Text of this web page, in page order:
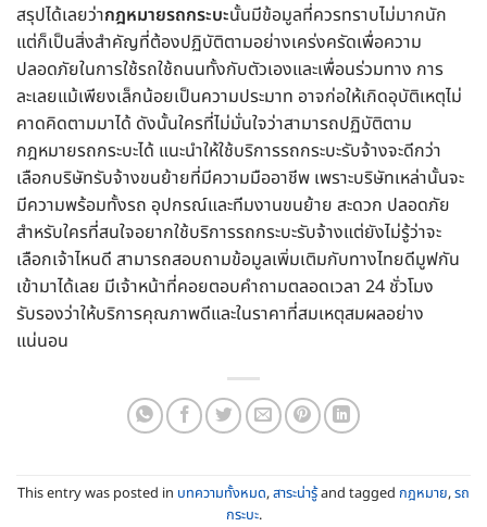
สรุปได้เลยว่ากฎหมายรถกระบะนั้นมีข้อมูลที่ควรทราบไม่มากนัก
แต่ก็เป็นสิ่งสำคัญที่ต้องปฏิบัติตามอย่างเคร่งครัดเพื่อความ
ปลอดภัยในการใช้รถใช้ถนนทั้งกับตัวเองและเพื่อนร่วมทาง การ
ละเลยแม้เพียงเล็กน้อยเป็นความประมาท อาจก่อให้เกิดอุบัติเหตุไม่
คาดคิดตามมาได้ ดังนั้นใครที่ไม่มั่นใจว่าสามารถปฏิบัติตาม
กฎหมายรถกระบะได้ แนะนำให้ใช้บริการรถกระบะรับจ้างจะดีกว่า
เลือกบริษัทรับจ้างขนย้ายที่มีความมืออาชีพ เพราะบริษัทเหล่านั้นจะ
มีความพร้อมทั้งรถ อุปกรณ์และทีมงานขนย้าย สะดวก ปลอดภัย
สำหรับใครที่สนใจอยากใช้บริการรถกระบะรับจ้างแต่ยังไม่รู้ว่าจะ
เลือกเจ้าไหนดี สามารถสอบถามข้อมูลเพิ่มเติมกับทางไทยดีมูฟกัน
เข้ามาได้เลย มีเจ้าหน้าที่คอยตอบคำถามตลอดเวลา 24 ชั่วโมง
รับรองว่าให้บริการคุณภาพดีและในราคาที่สมเหตุสมผลอย่าง
แน่นอน
This entry was posted in บทความทั้งหมด,สาระน่ารู้and tagged กฎหมาย,รถ
กระบะ.